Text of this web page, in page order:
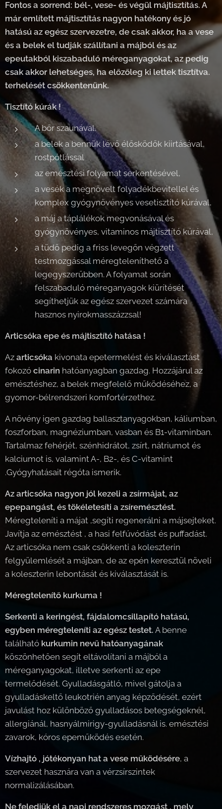
Fontos a sorrend: bél-, vese- és végül májtisztítás. A
már említett májtisztítás nagyon hatékony és jó
hatású az egész szervezetre, de csak akkor, ha a vese
és a belek el tudják szállítani a májból és az
epeutakból kiszabaduló méreganyagokat, az pedig
csak akkor lehetséges, ha előzőleg ki lettek tisztítva.
terhelését csökkentenünk.
Tisztító kúrák !
A bőr szaunával,
a belek a bennük lévő élősködők kiirtásával,
rostpótlással
az emésztési folyamat serkentésével,
a vesék a megnövelt folyadékbevitellel és
komplex gyógynövényes vesetisztító kúrával,
a máj a táplálékok megvonásával és
gyógynövényes, vitaminos májtisztító kúrával,
a tüdő pedig a friss levegőn végzett
testmozgással méregteleníthető a
legegyszerűbben. A folyamat során
felszabaduló méreganyagok kiürítését
segíthetjük az egész szervezet számára
hasznos nyirokmasszázzsal!
Articsóka epe és májtisztító hatása !
Az articsóka kivonata epetermelést és kiválasztást
fokozó cinarin hatóanyagban gazdag. Hozzájárul az
emésztéshez, a belek megfelelő működéséhez, a
gyomor-bélrendszeri komfortérzethez.
A növény igen gazdag ballasztanyagokban, káliumban,
foszforban, magnéziumban, vasban és B1-vitaminban.
Tartalmaz fehérjét, szénhidrátot, zsírt, nátriumot és
kalciumot is, valamint A-, B2-, és C-vitamint
.Gyógyhatásait régóta ismerik.
Az articsóka nagyon jól kezeli a zsírmájat, az
epepangást, és tökéletesíti a zsíremésztést.
Méregteleníti a májat ,segíti regenerálni a májsejteket.
Javítja az emésztést , a hasi felfúvódást és puffadást.
Az articsóka nem csak csökkenti a koleszterin
felgyülemlését a májban, de az epén keresztül növeli
a koleszterin lebontását és kiválasztását is.
Méregtelenítő kurkuma !
Serkenti a keringést, fájdalomcsillapító hatású,
egyben méregteleníti az egész testet. A benne
található kurkumin nevű hatóanyagának
köszönhetően segít eltávolítani a májból a
méreganyagokat, illetve serkenti az epe
termelődését. Gyulladásgátló, mivel gátolja a
gyulladáskeltő leukotrién anyag képződését, ezért
javulást hoz különböző gyulladásos betegségeknél,
allergiánál, hasnyálmirigy-gyulladásnál is. emésztési
zavarok, kóros epeműködés esetén.
Vízhajtó , jótékonyan hat a vese működésére, a
szervezet hasznára van a vérzsírszintek
normalizálásában.
Ne feledjük el a napi rendszeres mozgást , mely